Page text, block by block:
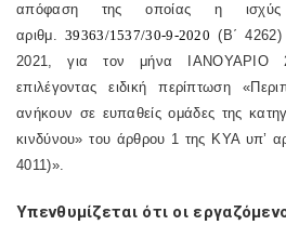
απόφαση της οποίας η
αριθμ.39363/1537/30-9-2020 (Β΄
2021, για τον μήνα
επιλέγοντας ειδική περίπτωση
ανήκουν σε ευπαθείς ομάδες της
κινδύνου» του άρθρου 1 της ΚΥΑ υπ’
4011)».
Υπενθυμίζεται ότι οι